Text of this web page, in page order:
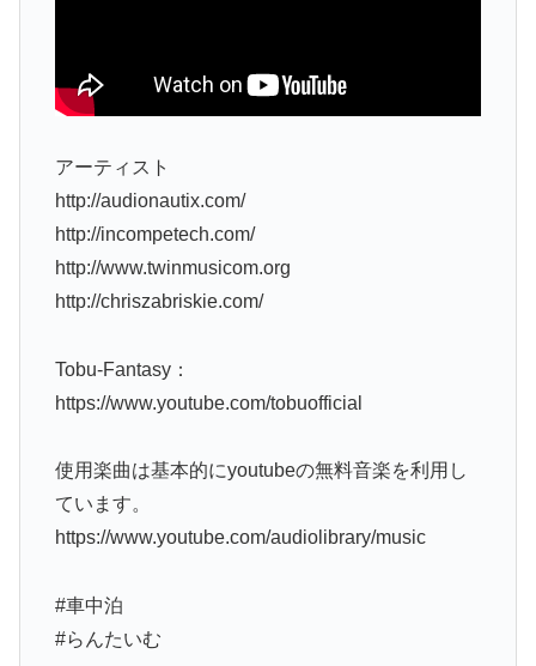
アーティスト
http://audionautix.com/
http://incompetech.com/
http://www.twinmusicom.org
http://chriszabriskie.com/
Tobu-Fantasy：
https://www.youtube.com/tobuofficial
使用楽曲は基本的にyoutubeの無料音楽を利用し
ています。
https://www.youtube.com/audiolibrary/music
#車中泊
#らんたいむ